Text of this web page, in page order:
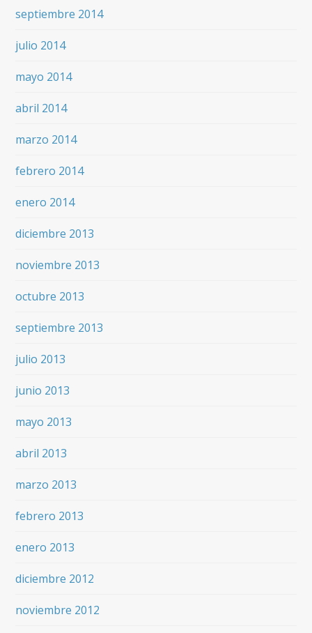
septiembre 2014
julio 2014
mayo 2014
abril 2014
marzo 2014
febrero 2014
enero 2014
diciembre 2013
noviembre 2013
octubre 2013
septiembre 2013
julio 2013
junio 2013
mayo 2013
abril 2013
marzo 2013
febrero 2013
enero 2013
diciembre 2012
noviembre 2012